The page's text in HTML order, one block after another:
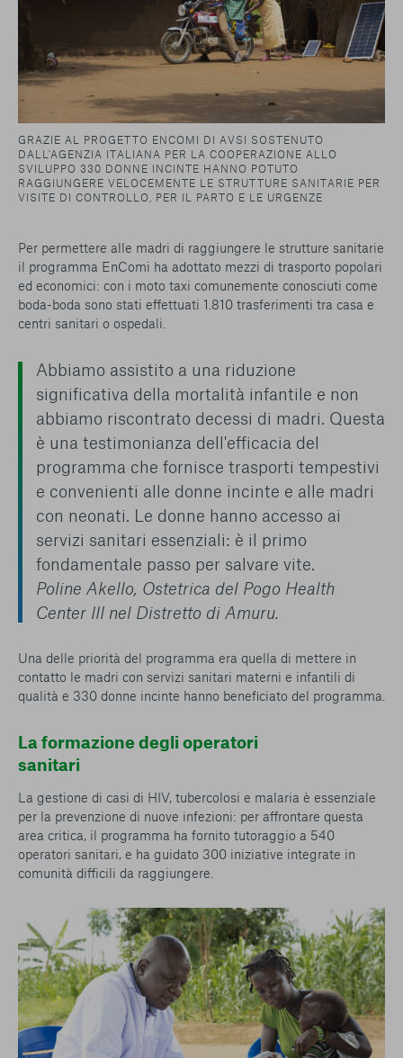
GRAZIE AL PROGETTO ENCOMI DI AVSI SOSTENUTO
DALL'AGENZIA ITALIANA PER LA COOPERAZIONE ALLO
SVILUPPO 330 DONNE INCINTE HANNO POTUTO
RAGGIUNGERE VELOCEMENTE LE STRUTTURE SANITARIE PER
VISITE DI CONTROLLO, PER IL PARTO E LE URGENZE
Per permettere alle madri di raggiungere le strutture sanitarie
il programma EnComi ha adottato mezzi di trasporto popolari
ed economici: con i moto taxi comunemente conosciuti come
boda-boda sono stati effettuati 1.810 trasferimenti tra casa e
centri sanitari o ospedali.
Abbiamo assistito a una riduzione
significativa della mortalità infantile e non
abbiamo riscontrato decessi di madri. Questa
è una testimonianza dell'efficacia del
programma che fornisce trasporti tempestivi
e convenienti alle donne incinte e alle madri
con neonati. Le donne hanno accesso ai
servizi sanitari essenziali: è il primo
fondamentale passo per salvare vite.
Poline Akello, Ostetrica del Pogo Health
Center III nel Distretto di Amuru.
Una delle priorità del programma era quella di mettere in
contatto le madri con servizi sanitari materni e infantili di
qualità e 330 donne incinte hanno beneficiato del programma.
La formazione degli operatori
sanitari
La gestione di casi di HIV, tubercolosi e malaria è essenziale
per la prevenzione di nuove infezioni: per affrontare questa
area critica, il programma ha fornito tutoraggio a 540
operatori sanitari, e ha guidato 300 iniziative integrate in
comunità difficili da raggiungere.